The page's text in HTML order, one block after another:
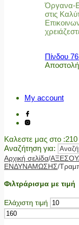
Όργανα-
στις
Πίνδου
My account
Καλεστε μας στο
Αναζήτηση για:
Αρχική σελίδα/
ΕΝΔΥΝΑΜΩΣΗΣ/
Φιλτράρισμα με τιμή
Ελάχιστη τιμή